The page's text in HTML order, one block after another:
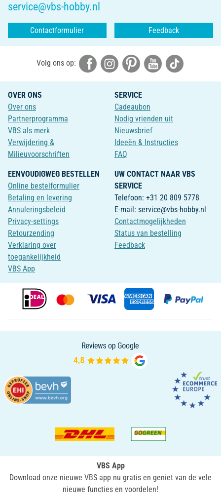
service@vbs-hobby.nl
Contactformulier Feedback
Volg ons op:
OVER ONS
Over ons
Partnerprogramma
VBS als merk
Verwijdering &
Milieuvoorschriften
SERVICE
Cadeaubon
Nodig vrienden uit
Nieuwsbrief
Ideeën & Instructies
FAQ
EENVOUDIGWEG BESTELLEN
Online bestelformulier
Betaling en levering
Annuleringsbeleid
Privacy-settings
Retourzending
Verklaring over
toegankelijkheid
VBS App
UW CONTACT NAAR VBS
SERVICE
Telefoon: +31 20 809 5778
E-mail: service@vbs-hobby.nl
Contactmogelijkheden
Status van bestelling
Feedback
VBS App
Download onze nieuwe VBS app nu gratis en geniet van de vele
nieuwe functies en voordelen!